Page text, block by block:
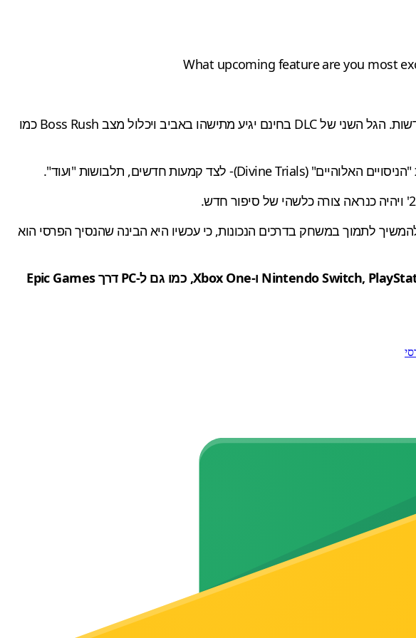
What upcoming feature are you most
העדכון החינמי הראשון מגיע ב-20 למרץ ומביא איתו מצב speedrun; מצב permadeath וארבע תלבושות חדשות. הגל השני של DLC בחינם יגיע מתישהו באביב ויכלול מצב Boss Rush כמו
לתמוך במשחק בדרכים הנכונות, כי עכשיו היא הבינה שהנסיך הפרסי הוא
ל- Nintendo Switch, PlayStation 5, PlayStation 4, Xbox Series X|S ו-Xbox One, כמו גם ל-PC דרך Epic Games